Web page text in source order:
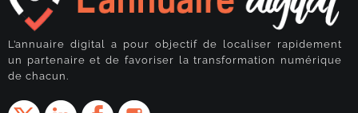
L’annuaire digital a pour objectif de localiser rapidement
un partenaire et de favoriser la transformation numérique
de chacun.